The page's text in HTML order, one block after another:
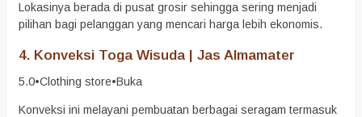
Lokasinya berada di pusat grosir sehingga sering menjadi
pilihan bagi pelanggan yang mencari harga lebih ekonomis.
4. Konveksi Toga Wisuda | Jas Almamater
5.0•Clothing store•Buka
Konveksi ini melayani pembuatan berbagai seragam termasuk